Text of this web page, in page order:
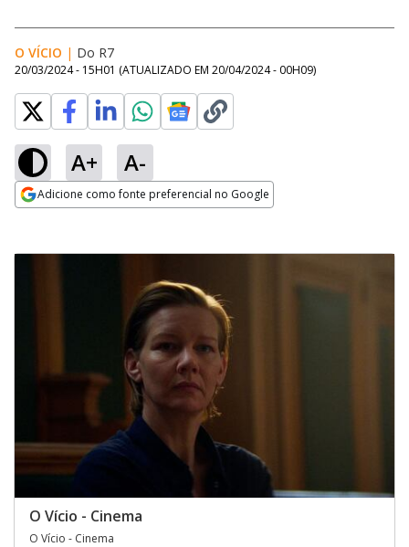
O VÍCIO | Do R7
20/03/2024 - 15H01 (ATUALIZADO EM 20/04/2024 - 00H09)
A+ A-
Adicione como fonte preferencial no Google
O Vício - Cinema
O Vício - Cinema